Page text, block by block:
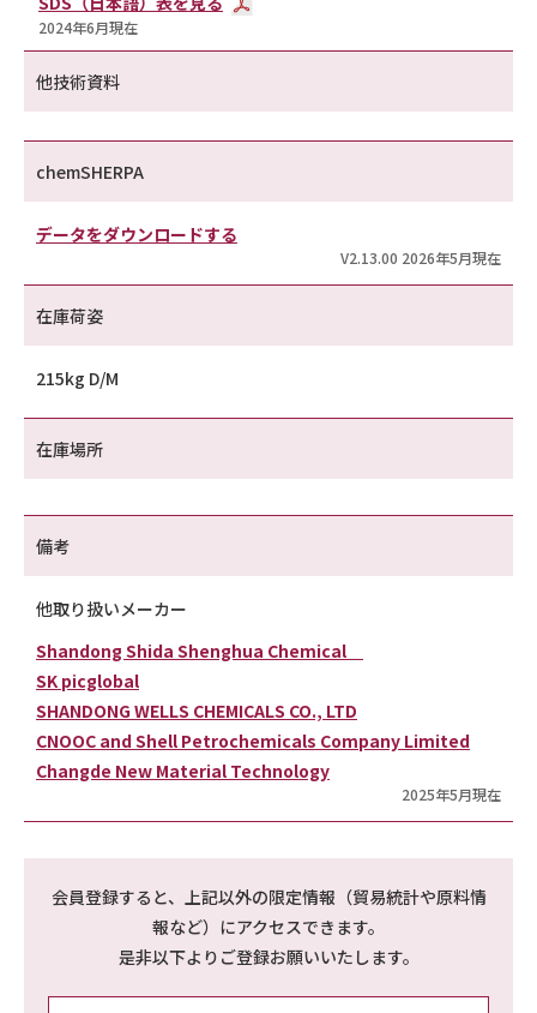
2024年6月現在
他技術資料
chemSHERPA
データをダウンロードする
V2.13.00 2026年5月現在
在庫荷姿
215kg D/M
在庫場所
備考
他取り扱いメーカー
Shandong Shida Shenghua Chemical
SK picglobal
SHANDONG WELLS CHEMICALS CO., LTD
CNOOC and Shell Petrochemicals Company Limited
Changde New Material Technology
2025年5月現在
会員登録すると、上記以外の限定情報（貿易統計や原料情
報など）にアクセスできます。
是非以下よりご登録お願いいたします。